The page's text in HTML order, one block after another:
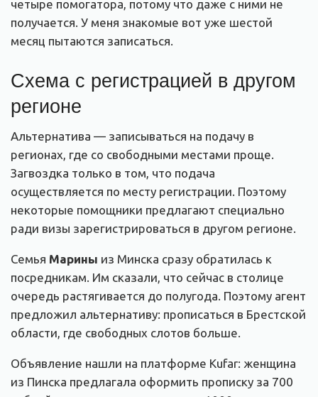
четыре помогатора, потому что даже с ними не
получается. У меня знакомые вот уже шестой
месяц пытаются записаться.
Схема с регистрацией в другом
регионе
Альтернатива — записываться на подачу в
регионах, где со свободными местами проще.
Загвоздка только в том, что подача
осуществляется по месту регистрации. Поэтому
некоторые помощники предлагают специально
ради визы зарегистрироваться в другом регионе.
Семья Марины из Минска сразу обратилась к
посредникам. Им сказали, что сейчас в столице
очередь растягивается до полугода. Поэтому агент
предложил альтернативу: прописаться в Брестской
области, где свободных слотов больше.
Объявление нашли на платформе Kufar: женщина
из Пинска предлагала оформить прописку за 700